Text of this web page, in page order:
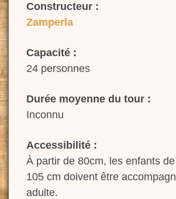
Constructeur :
Zamperla
Capacité :
24 personnes
Durée moyenne du tour :
Inconnu
Accessibilité :
À partir de 80cm, les enfants
105 cm doivent être
adulte.